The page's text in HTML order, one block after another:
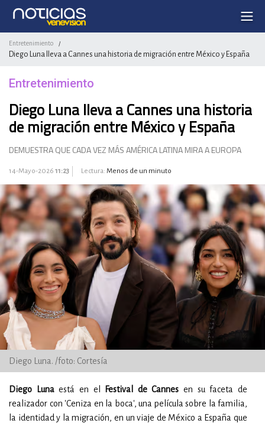
Entretenimiento /
Diego Luna lleva a Cannes una historia de migración entre México y España
Entretenimiento
Diego Luna lleva a Cannes una historia
de migración entre México y España
DEMUESTRA QUE CADA VEZ MÁS AMÉRICA LATINA MIRA A EUROPA
14-Mayo-2026 11:23 Lectura: Menos de un minuto
Diego Luna. /foto: Cortesía
Diego Lunaestá en el Festival de Cannes en su faceta de
realizador con 'Ceniza en la boca', una película sobre la familia,
la identidad y la migración, en un viaje de México a España que